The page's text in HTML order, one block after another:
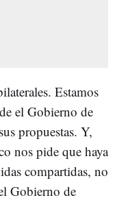
Estamos
el Gobierno de
propuestas. Y,
nos pide que haya
compartidas, no
Gobierno de